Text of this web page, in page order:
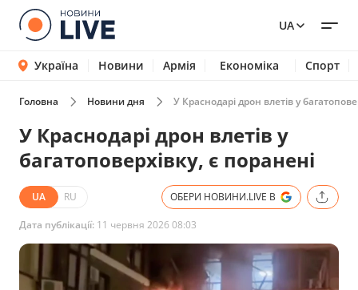
UA
Україна Новини Армія Економіка Спорт
Головна Новини дня У Краснодарі дрон влетів у
У Краснодарі дрон влетів у
багатоповерхівку, є поранені
UA RU ОБЕРИ НОВИНИ.LIVE В
Дата публікації: 11 червня 2026 08:03